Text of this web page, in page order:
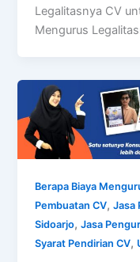
Legalitasnya CV
Mengurus
Berapa Biaya
Pembuatan CV,Jasa
Sidoarjo,Jasa
Syarat Pendirian CV,